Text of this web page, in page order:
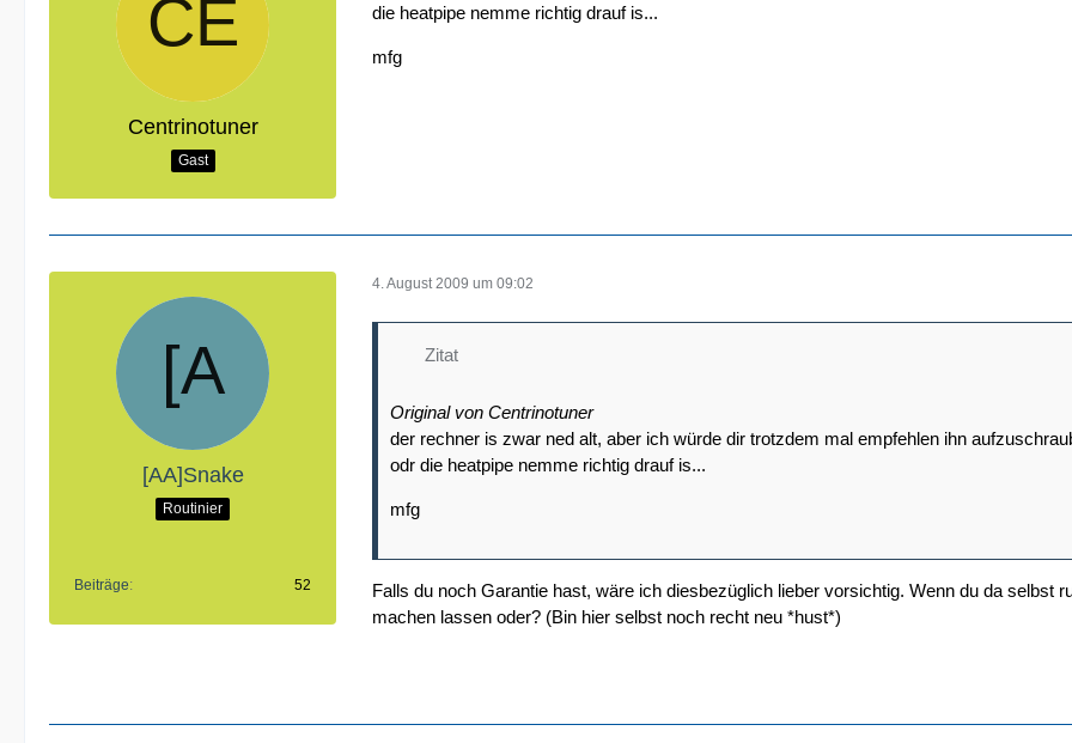
Centrinotuner
Gast
die heatpipe nemme richtig drauf is...
mfg
[AA]Snake
Routinier
Beiträge 52
4. August 2009 um 09:02
Zitat
Original von Centrinotuner
der rechner is zwar ned alt, aber ich würde dir trotzdem mal empfehlen ihn
odr die heatpipe nemme richtig drauf is...
mfg
Falls du noch Garantie hast, wäre ich diesbezüglich lieber vorsichtig. Wenn du da selbst
machen lassen oder? (Bin hier selbst noch recht neu *hust*)